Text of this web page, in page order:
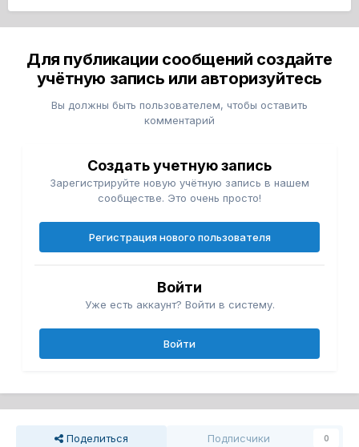
Для публикации сообщений создайте
учётную запись или авторизуйтесь
Вы должны быть пользователем, чтобы оставить
комментарий
Создать учетную запись
Зарегистрируйте новую учётную запись в нашем
сообществе. Это очень просто!
Регистрация нового пользователя
Войти
Уже есть аккаунт? Войти в систему.
Войти
Поделиться Подписчики 0